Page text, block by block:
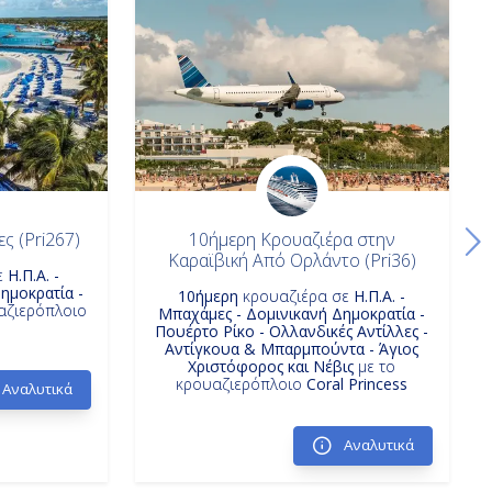
(Pri267)
Η.Π.Α. -
-
10ήμερη Κρουαζιέρα στην
Καραϊβική Από Ορλάντο (Pri36)
10ήμερη κρουαζιέρα σε Η.Π.Α. -
Μπαχάμες - Δομινικανή Δημοκρατία -
Πουέρτο Ρίκο - Ολλανδικές Αντίλλες -
Αντίγκουα & Μπαρμπούντα - Άγιος
Χριστόφορος και Νέβις με το
κρουαζιερόπλοιοCoral Princess
Αναλυτικά